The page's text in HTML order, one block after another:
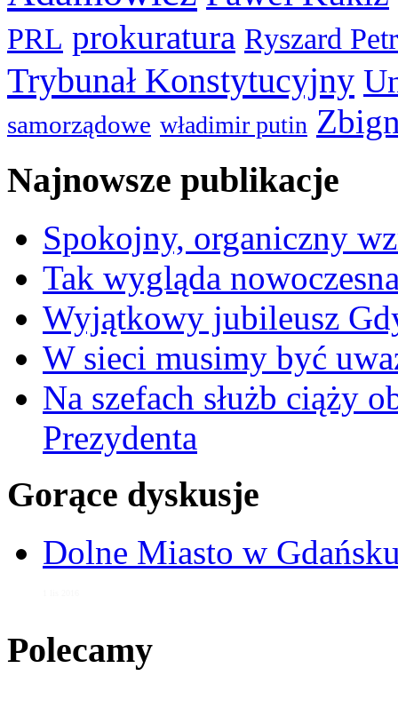
PRL prokuratura Ryszard
Trybunał Konstytucyjny
samorządowe władimir putin
Najnowsze publikacje
Spokojny, organiczny
Tak wygląda
Wyjątkowy jubileusz
W sieci musimy być
Na szefach służb ciąży
Prezydenta
Gorące dyskusje
Dolne Miasto w
Polecamy